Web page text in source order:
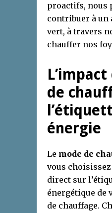
proactifs, nous
contribuer à un
vert, à travers
chauffer nos
de
énergie
Le mode de
vous
direct sur
énergétique de
de chauffage.